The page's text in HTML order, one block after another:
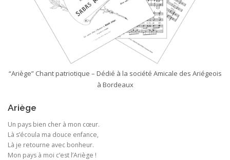
“Ariège” Chant patriotique – Dédié à la société Amicale des Ariégeois
à Bordeaux
Ariège
Un pays bien cher à mon cœur.
Là s’écoula ma douce enfance,
Là je retourne avec bonheur.
Mon pays à moi c’est l’Ariège !